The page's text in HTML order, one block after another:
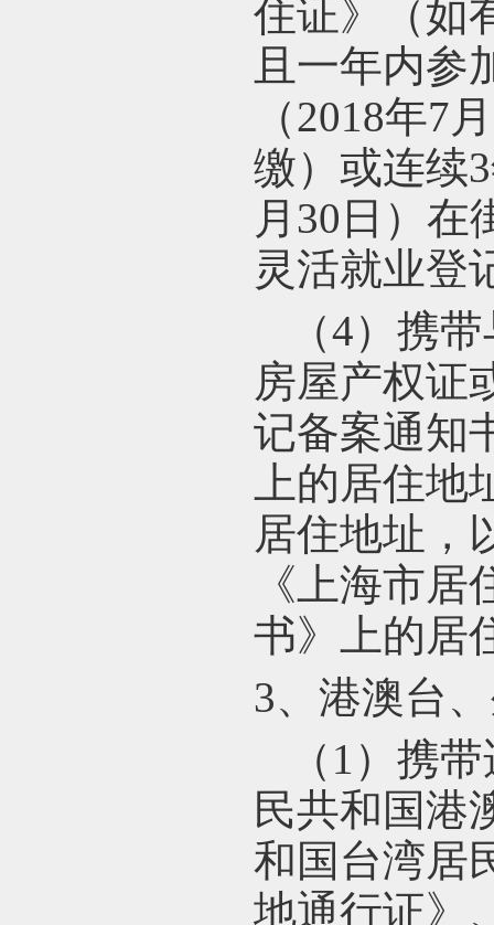
住证》（如
且一年内参
（2018年7
缴）或连续
月30日）在
灵活就业登
（4）携
房屋产权证
记备案通知
上的居住
居住地址，
《上海市
书》上的居
3、 港澳台
（1）携
民共和国港
和国台湾居
地通行证》